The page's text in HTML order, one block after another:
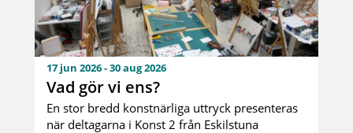
17 jun 2026 - 30 aug 2026
Vad gör vi ens?
En stor bredd konstnärliga uttryck presenteras
när deltagarna i Konst 2 från Eskilstuna